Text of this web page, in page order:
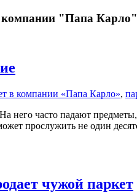
компании "Папа
в компании «Папа Карло»,
него часто падают
прослужить не один
чужой паркет